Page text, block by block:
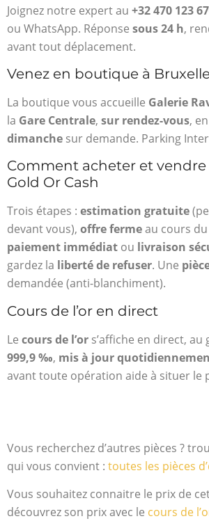
Joignez notre expert au +32 470 123
ou WhatsApp. Réponse sous 24 h,
avant tout déplacement.
Venez en boutique à
La boutique vous accueille Galerie
la Gare Centrale, sur rendez-vous,
dimanche sur demande. Parking
Comment acheter et vendre
Gold Or Cash
Trois étapes : estimation gratuite
devant vous), offre fermeau cours
paiement immédiat ou livraison
gardez la liberté de refuser. Une
demandée (anti-blanchiment).
Cours de l’or en direct
Le cours de l’or s’affiche en direct,
999,9 ‰, mis à jour
avant toute opération aide à situer le
Vous recherchez d’autres pièces ?
qui vous convient : toutes les pièces
Vous souhaitez connaitre le prix de
découvrez son prix avec le cours de